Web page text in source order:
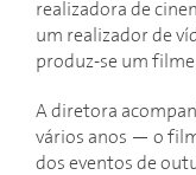
realizadora de
um realizador de
produz-se um filme.
A diretora
vários anos — o
dos eventos de